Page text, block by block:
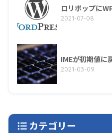
ロリポップに
2021-07-08
IMEが初期値に
2021-03-09
カテゴリー